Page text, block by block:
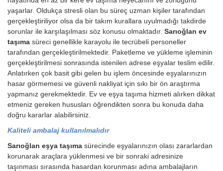
yaşarlar. Oldukça stresli olan bu süreç uzman kişiler tarafından
gerçekleştiriliyor olsa da bir takım kurallara uyulmadığı takdirde
sorunlar ile karşılaşılması söz konusu olmaktadır. Sarıoğlan ev
taşıma süreci genellikle karayolu ile tecrübeli personeller
tarafından gerçekleştirilmektedir. Paketleme ve yükleme işleminin
gerçekleştirilmesi sonrasında istenilen adrese eşyalar teslim edilir.
Anlatırken çok basit gibi gelen bu işlem öncesinde eşyalarınızın
hasar görmemesi ve güvenli nakliyat için sıkı bir ön araştırma
yapmanız gerekmektedir. Ev ve eşya taşıma hizmeti alırken dikkat
etmeniz gereken hususları öğrendikten sonra bu konuda daha
doğru kararlar alabilirsiniz.
Kaliteli ambalaj kullanılmalıdır
Sarıoğlan eşya taşıma sürecinde eşyalarınızın olası zararlardan
korunarak araçlara yüklenmesi ve bir sonraki adresinize
taşınması sırasında hasardan korunması adına ambalajların